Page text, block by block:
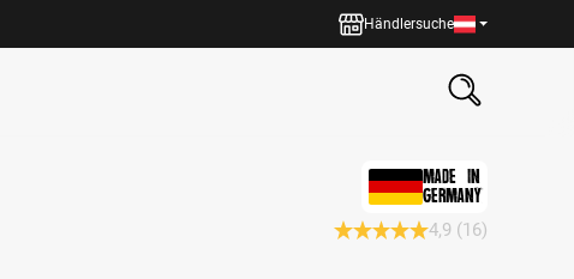
Händlersuche
MADE IN
GERMANY
4,9 (16)